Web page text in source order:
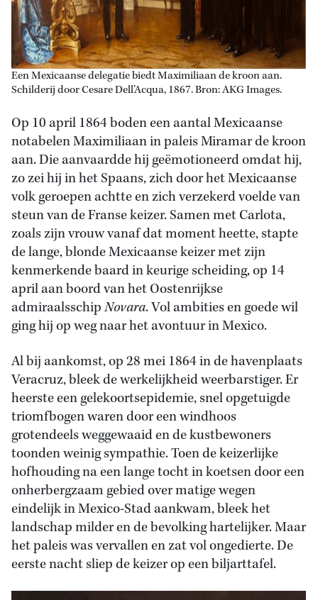
Een Mexicaanse delegatie biedt Maximiliaan de kroon aan.
Schilderij door Cesare Dell’Acqua, 1867. Bron: AKG Images.
Op 10 april 1864 boden een aantal Mexicaanse
notabelen Maximiliaan in paleis Miramar de kroon
aan. Die aanvaardde hij geëmotioneerd omdat hij,
zo zei hij in het Spaans, zich door het Mexicaanse
volk geroepen achtte en zich verzekerd voelde van
steun van de Franse keizer. Samen met Carlota,
zoals zijn vrouw vanaf dat moment heette, stapte
de lange, blonde Mexicaanse keizer met zijn
kenmerkende baard in keurige scheiding, op 14
april aan boord van het Oostenrijkse
admiraalsschipNovara. Vol ambities en goede wil
ging hij op weg naar het avontuur in Mexico.
Al bij aankomst, op 28 mei 1864 in de havenplaats
Veracruz, bleek de werkelijkheid weerbarstiger. Er
heerste een gelekoortsepidemie, snel opgetuigde
triomfbogen waren door een windhoos
grotendeels weggewaaid en de kustbewoners
toonden weinig sympathie. Toen de keizerlijke
hofhouding na een lange tocht in koetsen door een
onherbergzaam gebied over matige wegen
eindelijk in Mexico-Stad aankwam, bleek het
landschap milder en de bevolking hartelijker. Maar
het paleis was vervallen en zat vol ongedierte. De
eerste nacht sliep de keizer op een biljarttafel.